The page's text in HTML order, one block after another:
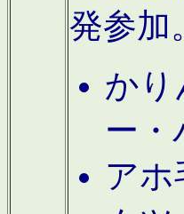
発参加
かり
ー・
アホ